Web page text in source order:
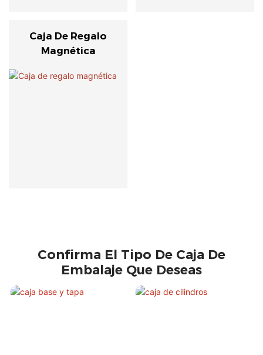
Caja De Regalo
Magnética
Confirma El Tipo De Caja De
Embalaje Que Deseas